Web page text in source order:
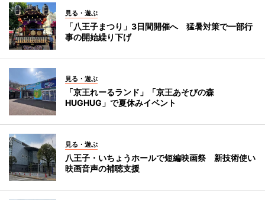
見る・遊ぶ
「八王子まつり」3日間開催へ 猛暑対策で一部行
事の開始繰り下げ
見る・遊ぶ
「京王れーるランド」「京王あそびの森
HUGHUG」で夏休みイベント
見る・遊ぶ
八王子・いちょうホールで短編映画祭 新技術使い
映画音声の補聴支援